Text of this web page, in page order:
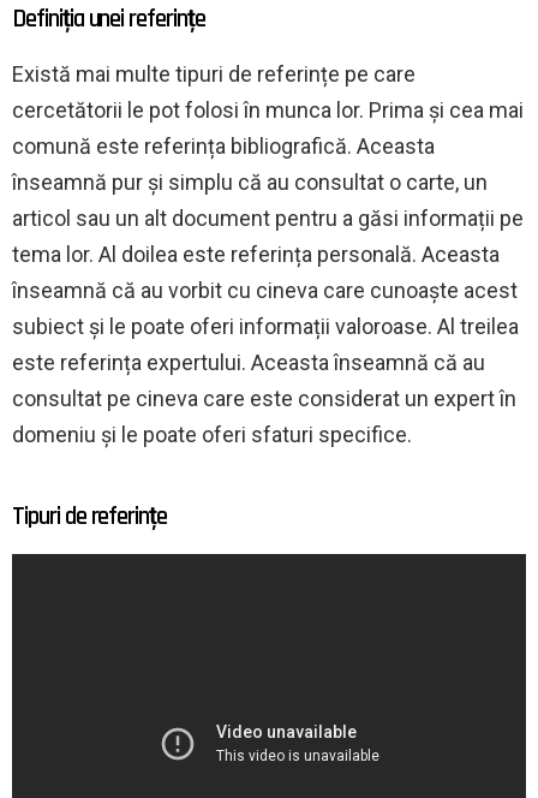
Definiția unei referințe
Există mai multe tipuri de referințe pe care
cercetătorii le pot folosi în munca lor. Prima și cea mai
comună este referința bibliografică. Aceasta
înseamnă pur și simplu că au consultat o carte, un
articol sau un alt document pentru a găsi informații pe
tema lor. Al doilea este referința personală. Aceasta
înseamnă că au vorbit cu cineva care cunoaște acest
subiect și le poate oferi informații valoroase. Al treilea
este referința expertului. Aceasta înseamnă că au
consultat pe cineva care este considerat un expert în
domeniu și le poate oferi sfaturi specifice.
Tipuri de referințe